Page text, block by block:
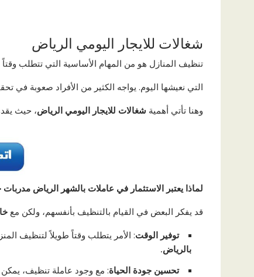
شغالات للايجار اليومي الرياض
تنظيف المنازل هو من المهام الأساسية التي تتطلب
التي نعيشها اليوم. يواجه الكثير من الأفراد صعوبة في
وهنا تأتي أهمية شغالات للايجار اليومي الرياض، حيث
لماذا يعتبر الاستثمار في عاملات بالشهر الرياض مدربات
قد يفكر البعض في القيام بالتنظيف بأنفسهم، ولكن مع
توفير الوقت: الأمر يتطلب وقتاً طويلاً لتنظيف
بالرياض.
تحسين جودة الحياة: مع وجود عاملة تنظيف، يمكن